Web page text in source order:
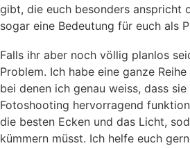
gibt, die euch besonders anspricht
sogar eine Bedeutung für euch als
Falls ihr aber noch völlig planlos
Problem. Ich habe eine ganze
bei denen ich genau weiss, dass
Fotoshooting hervorragend
die besten Ecken und das Licht,
kümmern müsst. Ich helfe euch